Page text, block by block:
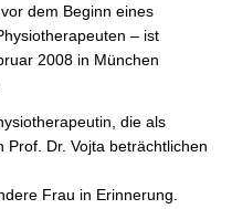
dem Beginn eines
– ist
2008 in München
die als
Dr. Vojta beträchtlichen
Frau in Erinnerung.